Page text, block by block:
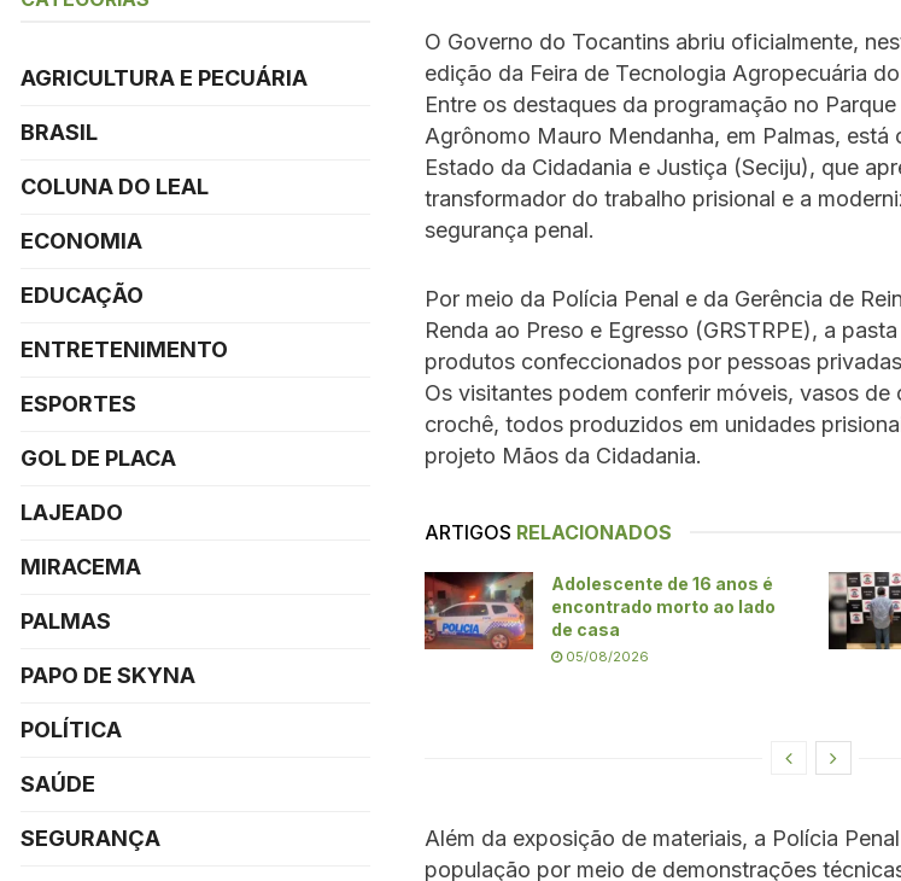
O Governo do Tocantins abriu oficialmente,
edição da Feira de Tecnologia Agropecuária
Entre os destaques da programação no
Agrônomo Mauro Mendanha, em Palmas, está
Estado da Cidadania e Justiça (Seciju), que
transformador do trabalho prisional e a
segurança penal.
Por meio da Polícia Penal e da Gerência de
Renda ao Preso e Egresso (GRSTRPE), a
produtos confeccionados por pessoas
Os visitantes podem conferir móveis, vasos
crochê, todos produzidos em unidades
projeto Mãos da Cidadania.
ARTIGOS RELACIONADOS
Adolescente de 16 anos é
encontrado morto ao lado
de casa
05/08/2026
Além da exposição de materiais, a Polícia
população por meio de demonstrações
AGRICULTURA E PECUÁRIA
BRASIL
COLUNA DO LEAL
ECONOMIA
EDUCAÇÃO
ENTRETENIMENTO
ESPORTES
GOL DE PLACA
LAJEADO
MIRACEMA
PALMAS
PAPO DE SKYNA
POLÍTICA
SAÚDE
SEGURANÇA